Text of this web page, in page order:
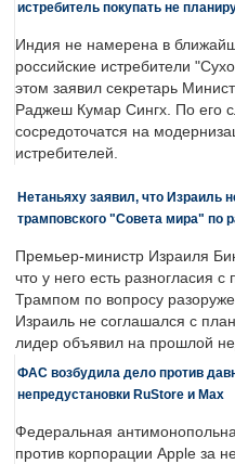
истребитель покупать не
Индия не намерена в
российские истребители
этом заявил секретарь
Раджеш Кумар Сингх. По его
сосредоточатся на
истребителей.
Нетаньяху заявил, что Израиль
трамповского "Совета мира"
Премьер-министр Израиля
что у него есть разногласия
Трампом по вопросу
Израиль не соглашался с
лидер объявил на прошлой
ФАС возбудила дело против
непредустановки RuStore и Max
Федеральная
против корпорации Apple за